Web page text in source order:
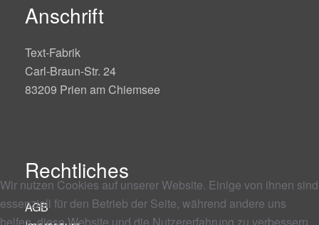
Anschrift
Text-Fabrik
Carl-Braun-Str. 24
83209 Prien am Chiemsee
Rechtliches
AGB
Wir nutzen Cookies auf unserer Website. Einige von ihnen sind
essenziell für den Betrieb der Seite, während andere uns